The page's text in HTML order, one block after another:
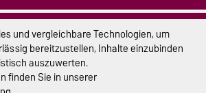
Impressum
Datenschutz
Barrierefreiheit
und vergleichbare Technologien, um
bereitzustellen, Inhalte einzubinden
auszuwerten.
finden Sie in unserer